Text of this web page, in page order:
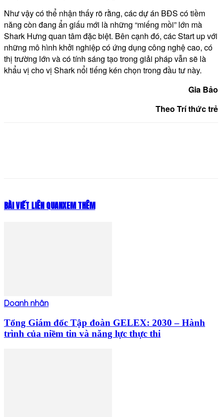
Như vậy có thể nhận thấy rõ rằng, các dự án BĐS có tiềm
năng còn đang ẩn giấu mới là những “miếng mồi” lớn mà
Shark Hưng quan tâm đặc biệt. Bên cạnh đó, các Start up với
những mô hình khởi nghiệp có ứng dụng công nghệ cao, có
thị trường lớn và có tính sáng tạo trong giải pháp vẫn sẽ là
khẩu vị cho vị Shark nổi tiếng kén chọn trong đầu tư này.
Gia Bảo
Theo Trí thức trẻ
BÀI VIẾT LIÊN QUANXEM THÊM
Doanh nhân
Tổng Giám đốc Tập đoàn GELEX: 2030 – Hành
trình của niềm tin và năng lực thực thi